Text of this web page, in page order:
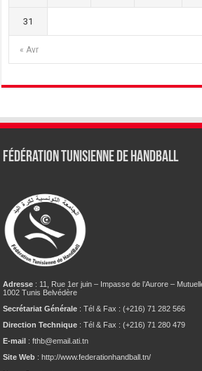
« Avr
31
Fédération tunisienne de Handball
Adresse : 11, Rue 1er juin – Impasse de l’Aurore –
1002 Tunis Belvédère
Secrétariat Générale : Tél & Fax : (+216) 71 282 566
Direction Technique : Tél & Fax : (+216) 71 280 479
E-mail : fthb@email.ati.tn
Site Web : http://www.federationhandball.tn/